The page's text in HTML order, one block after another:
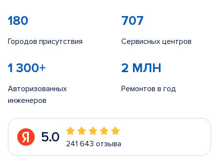
180
Городов присутствия
707
Сервисных центров
1 300+
Авторизованных
инженеров
2 МЛН
Ремонтов в год
5.0 241 643 отзыва